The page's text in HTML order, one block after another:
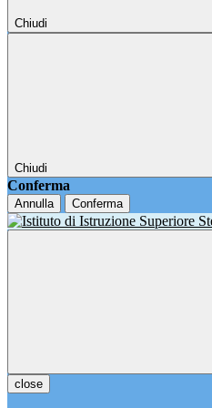
Chiudi
Chiudi
Conferma
Annulla Conferma
close